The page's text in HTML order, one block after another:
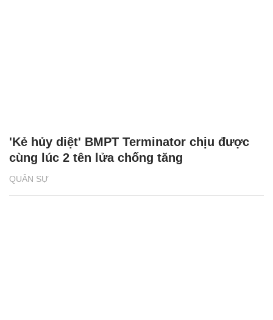
QUÂN SỰ
'Kẻ hủy diệt' BMPT Terminator chịu được
cùng lúc 2 tên lửa chống tăng